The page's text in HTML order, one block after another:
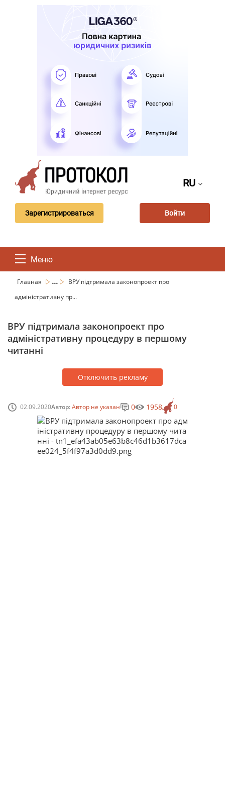
RU
Зарегистрироваться Войти
Меню
Главная ...
ВРУ підтримала законопроект про
адміністративну пр...
ВРУ підтримала законопроект про
адміністративну процедуру в першому
читанні
Отключить рекламу
02.09.2020Автор:Автор не указан 0
0 1958